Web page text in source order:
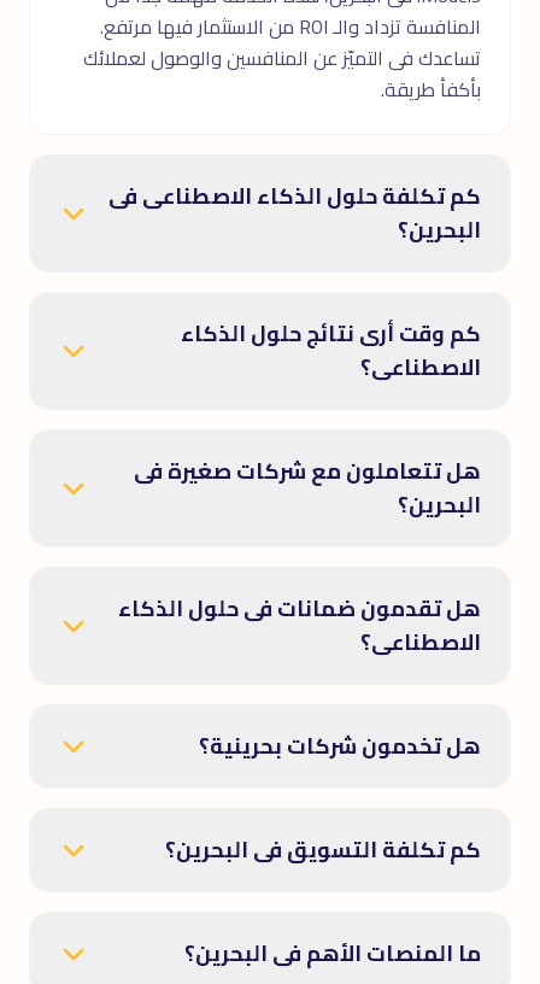
المنافسة تزداد والـ ROI من الاستثمار فيها مرتفع.
تساعدك فى التميّز عن المنافسين والوصول لعملائك
بأكفأ طريقة.
كم تكلفة حلول الذكاء الاصطناعى فى
البحرين؟
كم وقت أرى نتائج حلول الذكاء
الاصطناعى؟
هل تتعاملون مع شركات صغيرة فى
البحرين؟
هل تقدمون ضمانات فى حلول الذكاء
الاصطناعى؟
هل تخدمون شركات بحرينية؟
كم تكلفة التسويق فى البحرين؟
ما المنصات الأهم فى البحرين؟